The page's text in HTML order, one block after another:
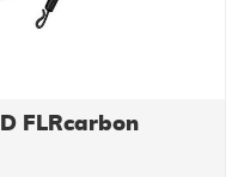
FLRcarbon